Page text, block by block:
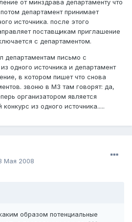
от минздрава департаменту что
департамент принимает
источника. после этого
поставщикам приглашение
с департаментом.
департаментам письмо с
одного источника и департамент
в котором пишет что снова
звоню в МЗ там говорят: да,
организатором является
из одного источника.....
Мая 2008
образом потенциальные